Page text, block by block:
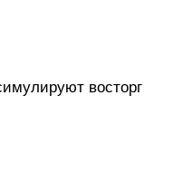
восторг